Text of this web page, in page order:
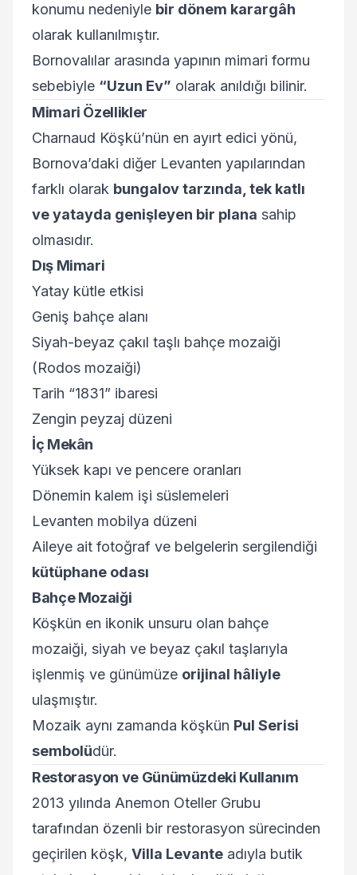
konumu nedeniyle bir dönem karargâh
olarak kullanılmıştır.
Bornovalılar arasında yapının mimari formu
sebebiyle “Uzun Ev” olarak anıldığı bilinir.
Mimari Özellikler
Charnaud Köşkü’nün en ayırt edici yönü,
Bornova’daki diğer Levanten yapılarından
farklı olarak bungalov tarzında, tek katlı
ve yatayda genişleyen bir plana sahip
olmasıdır.
Dış Mimari
Yatay kütle etkisi
Geniş bahçe alanı
Siyah-beyaz çakıl taşlı bahçe mozaiği
(Rodos mozaiği)
Tarih “1831” ibaresi
Zengin peyzaj düzeni
İç Mekân
Yüksek kapı ve pencere oranları
Dönemin kalem işi süslemeleri
Levanten mobilya düzeni
Aileye ait fotoğraf ve belgelerin sergilendiği
kütüphane odası
Bahçe Mozaiği
Köşkün en ikonik unsuru olan bahçe
mozaiği, siyah ve beyaz çakıl taşlarıyla
işlenmiş ve günümüze orijinal hâliyle
ulaşmıştır.
Mozaik aynı zamanda köşkün Pul Serisi
sembolüdür.
Restorasyon ve Günümüzdeki Kullanım
2013 yılında Anemon Oteller Grubu
tarafından özenli bir restorasyon sürecinden
geçirilen köşk, Villa Levante adıyla butik